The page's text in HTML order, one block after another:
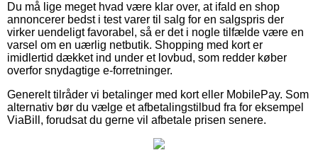
Du må lige meget hvad være klar over, at ifald en shop
annoncerer bedst i test varer til salg for en salgspris der
virker uendeligt favorabel, så er det i nogle tilfælde være en
varsel om en uærlig netbutik. Shopping med kort er
imidlertid dækket ind under et lovbud, som redder køber
overfor snydagtige e-forretninger.
Generelt tilråder vi betalinger med kort eller MobilePay. Som
alternativ bør du vælge et afbetalingstilbud fra for eksempel
ViaBill, forudsat du gerne vil afbetale prisen senere.